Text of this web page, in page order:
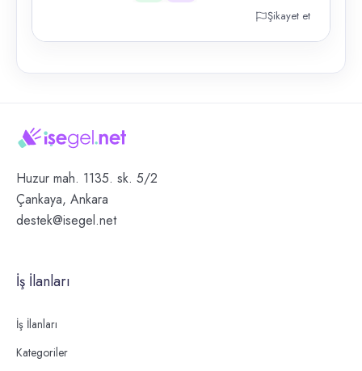
Şikayet et
Huzur mah. 1135. sk. 5/2
Çankaya, Ankara
destek@isegel.net
İş İlanları
İş İlanları
Kategoriler